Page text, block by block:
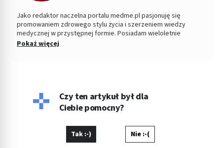
Jako redaktor naczelna portalu medme.pl pasjonuję się
promowaniem zdrowego stylu życia i szerzeniem wiedzy
medycznej w przystępnej formie. Posiadam wieloletnie
doświadczenie w dziedzinie dziennikarstwa medycznego, a
branży. Zawsze szukam nowych sposobów na angażowanie
naszej społeczności i uważam, że edukacja zdrowotna jest
kluczem do poprawy jakości życia każdego z nas.
Pokaż więcej
Czy ten artykuł był dla
Ciebie pomocny?
Tak :-) Nie :-(